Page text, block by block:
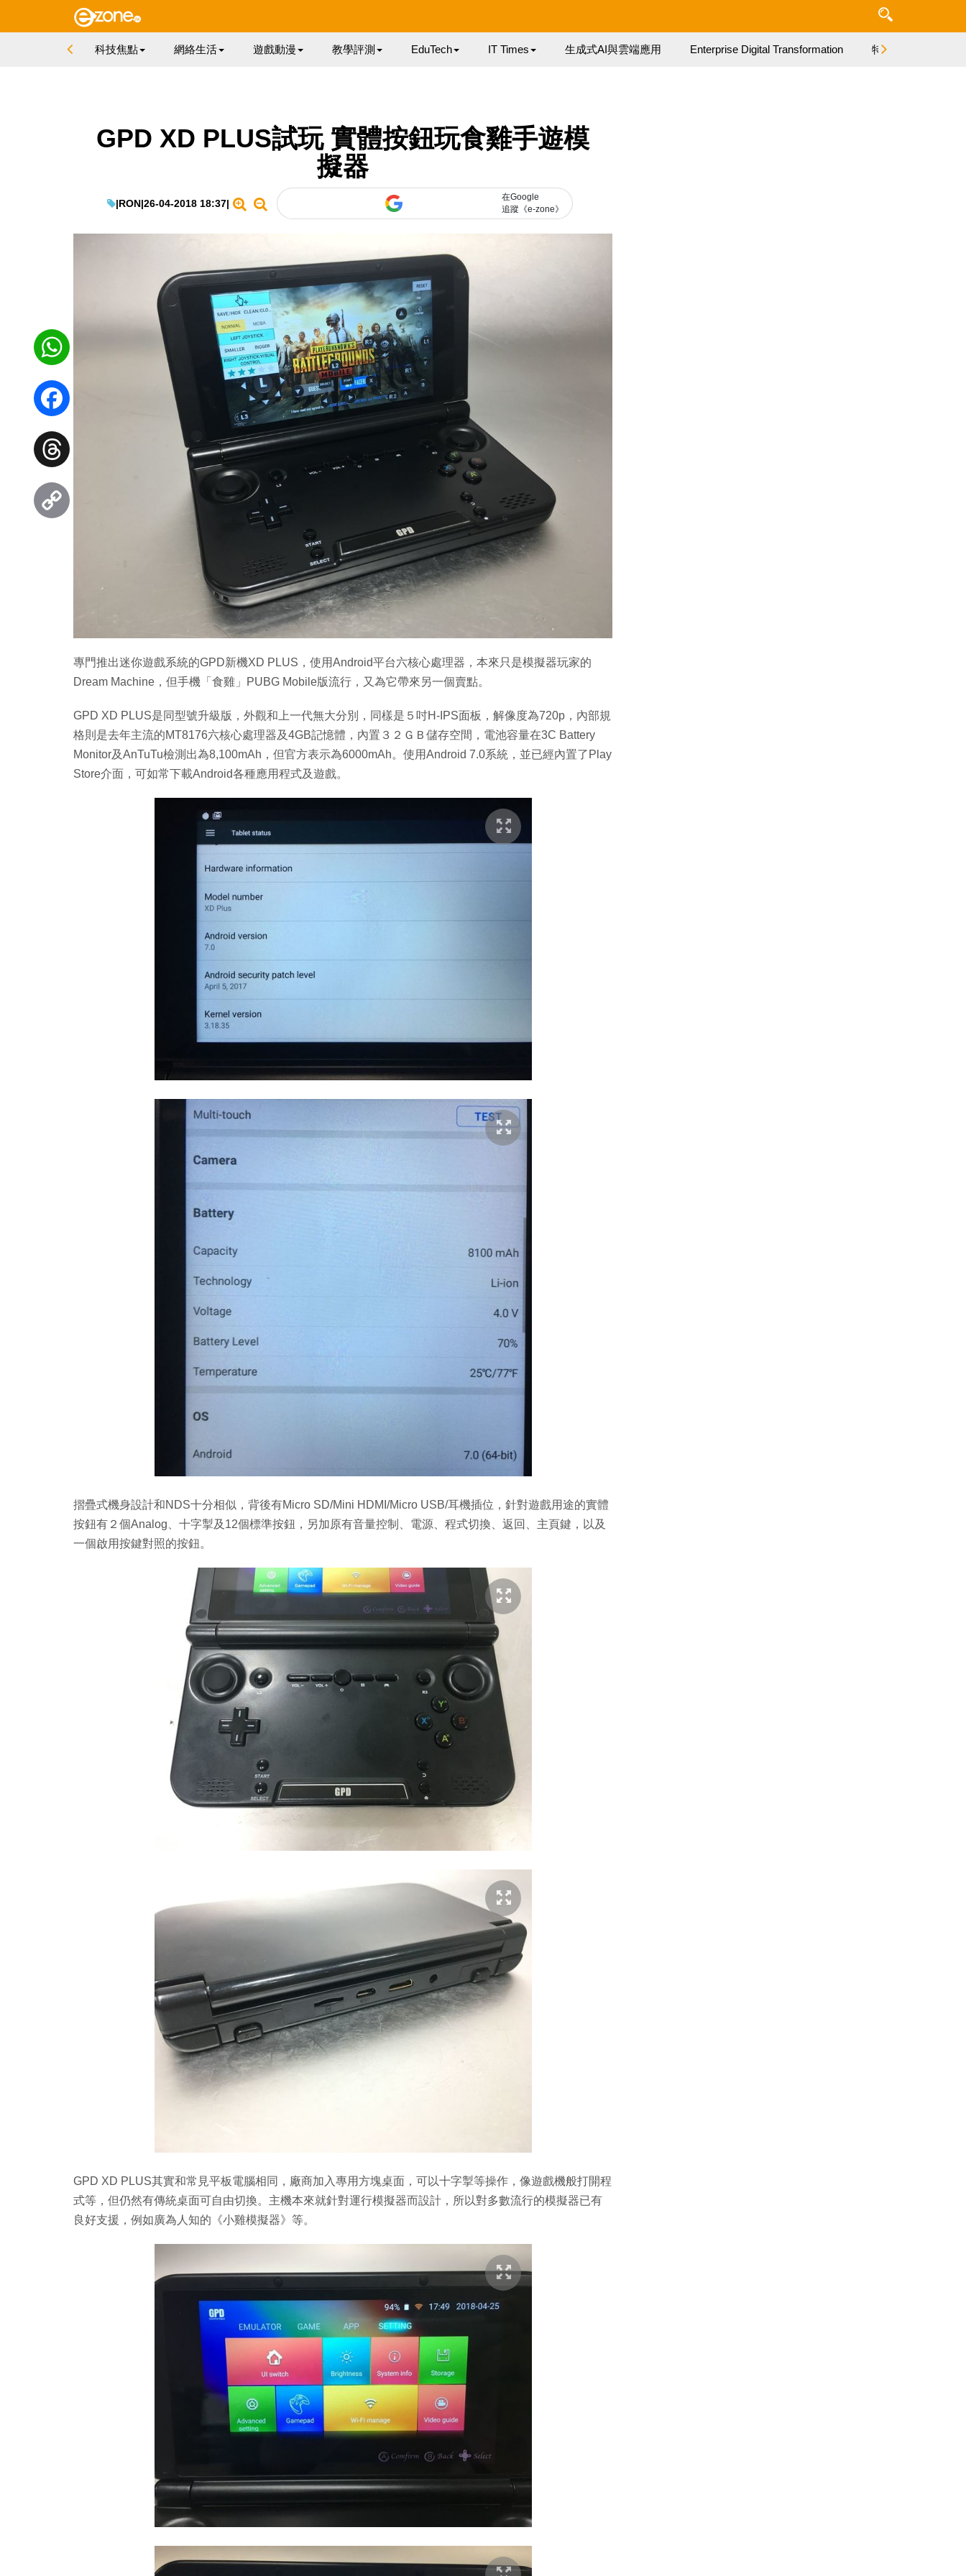
科技焦點 網絡生活 遊戲動漫 教學評測 EduTech IT Times 生成式AI與雲端應用 Enterprise Digital Transformation 特集
GPD XD PLUS試玩 實體按鈕玩食雞手遊模
擬器
|RON|26-04-2018 18:37|
在Google
追蹤《e-zone》
專門推出迷你遊戲系統的GPD新機XD PLUS，使用Android平台六核心處理器，本來只是模擬器玩家的
Dream Machine，但手機「食雞」PUBG Mobile版流行，又為它帶來另一個賣點。
GPD XD PLUS是同型號升級版，外觀和上一代無大分別，同樣是５吋H-IPS面板，解像度為720p，內部規
格則是去年主流的MT8176六核心處理器及4GB記憶體，內置３２ＧＢ儲存空間，電池容量在3C Battery
Monitor及AnTuTu檢測出為8,100mAh，但官方表示為6000mAh。使用Android 7.0系統，並已經內置了Play
Store介面，可如常下載Android各種應用程式及遊戲。
摺疊式機身設計和NDS十分相似，背後有Micro SD/Mini HDMI/Micro USB/耳機插位，針對遊戲用途的實體
按鈕有２個Analog、十字掣及12個標準按鈕，另加原有音量控制、電源、程式切換、返回、主頁鍵，以及
一個啟用按鍵對照的按鈕。
GPD XD PLUS其實和常見平板電腦相同，廠商加入專用方塊桌面，可以十字掣等操作，像遊戲機般打開程
式等，但仍然有傳統桌面可自由切換。主機本來就針對運行模擬器而設計，所以對多數流行的模擬器已有
良好支援，例如廣為人知的《小雞模擬器》等。
WhatsApp
Facebook
Threads